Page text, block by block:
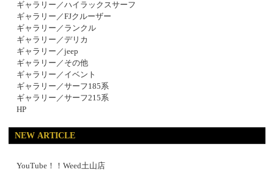
ギャラリー／ハイラックスサーフ
ギャラリー／FJクルーザー
ギャラリー／ランクル
ギャラリー／デリカ
ギャラリー／jeep
ギャラリー／その他
ギャラリー／イベント
ギャラリー／サーフ185系
ギャラリー／サーフ215系
HP
NEW ARTICLE
YouTube！！Weed土山店